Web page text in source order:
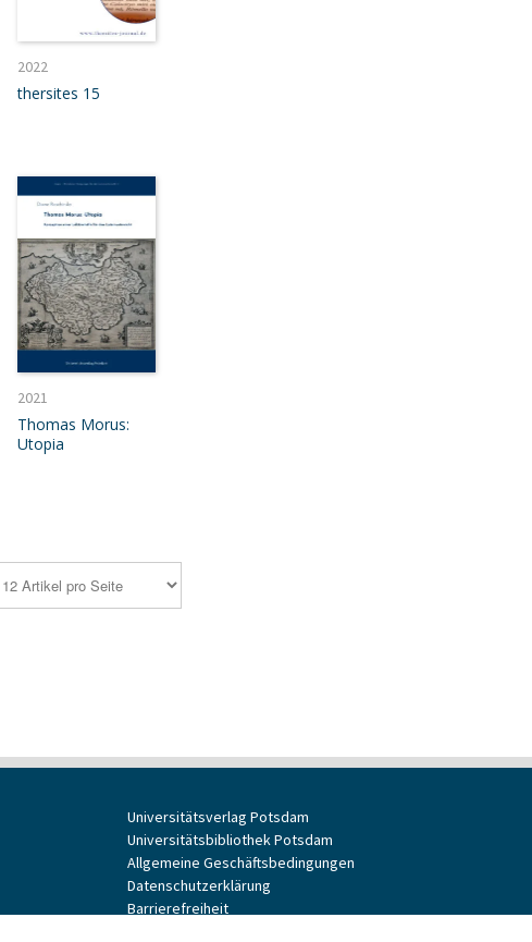
2022
thersites 15
2021
Thomas Morus:
Utopia
Universitätsverlag Potsdam
Universitätsbibliothek Potsdam
Allgemeine Geschäftsbedingungen
Datenschutzerklärung
Barrierefreiheit